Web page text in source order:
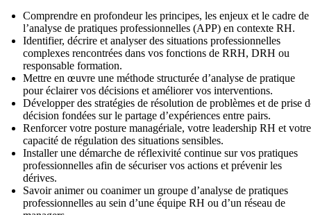
Comprendre en profondeur les principes, les enjeux et le cadre de
l’analyse de pratiques professionnelles (APP) en contexte RH.
Identifier, décrire et analyser des situations professionnelles
complexes rencontrées dans vos fonctions de RRH, DRH ou
responsable formation.
Mettre en œuvre une méthode structurée d’analyse de pratique
pour éclairer vos décisions et améliorer vos interventions.
Développer des stratégies de résolution de problèmes et de prise
décision fondées sur le partage d’expériences entre pairs.
Renforcer votre posture managériale, votre leadership RH et votre
capacité de régulation des situations sensibles.
Installer une démarche de réflexivité continue sur vos pratiques
professionnelles afin de sécuriser vos actions et prévenir les
dérives.
Savoir animer ou coanimer un groupe d’analyse de pratiques
professionnelles au sein d’une équipe RH ou d’un réseau de